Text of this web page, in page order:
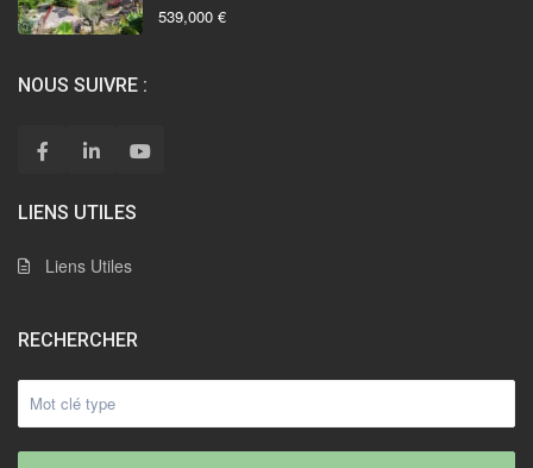
539,000 €
NOUS SUIVRE :
LIENS UTILES
Liens Utiles
RECHERCHER